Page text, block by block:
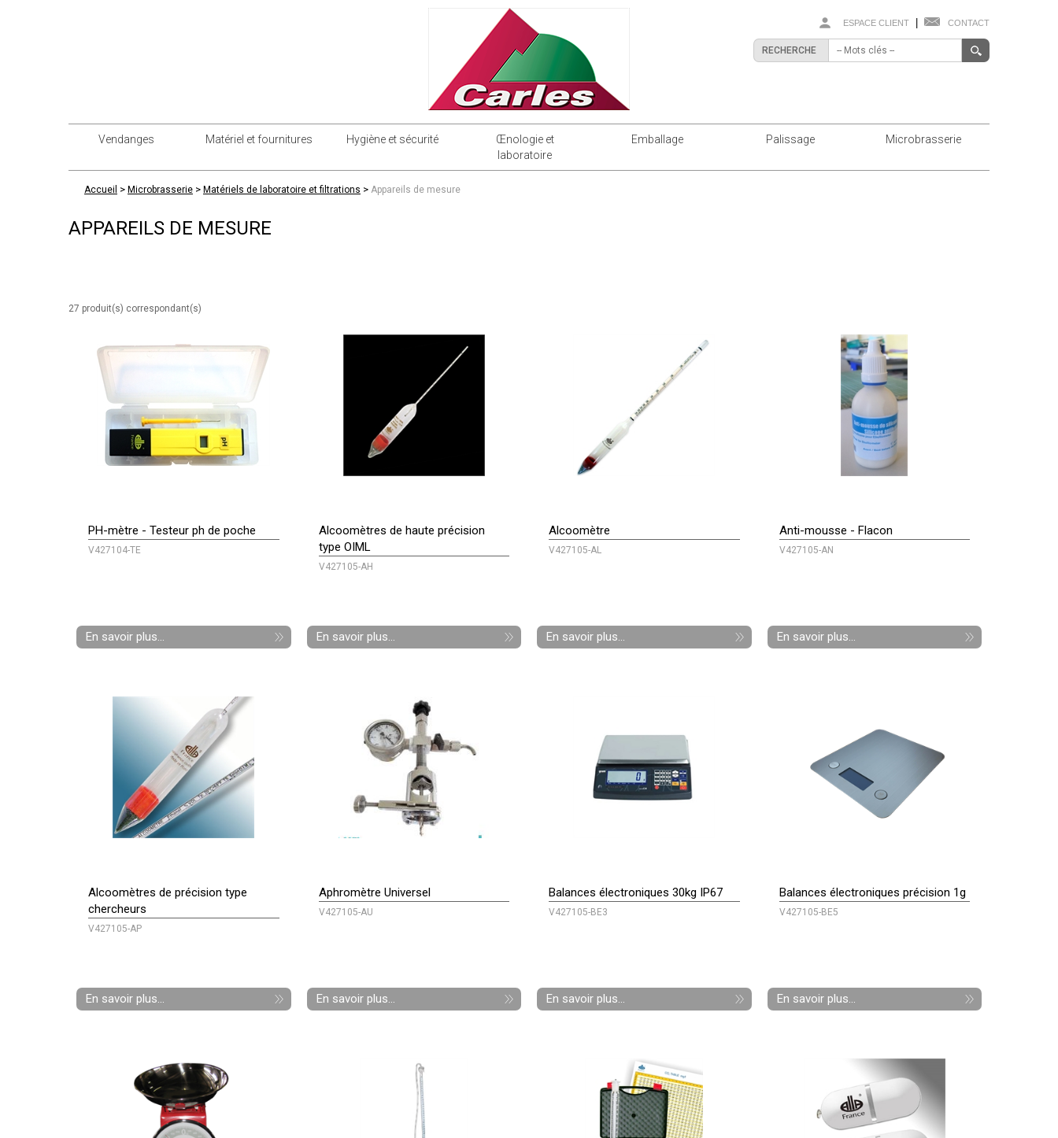
CONTACT
ESPACE CLIENT
RECHERCHE
Vendanges Matériel et fournitures Hygiène et sécurité
Œnologie et
laboratoire
Emballage Palissage Microbrasserie
Accueil > Microbrasserie > Matériels de laboratoire et filtrations > Appareils de mesure
APPAREILS DE MESURE
27 produit(s) correspondant(s)
PH-mètre - Testeur ph de poche
V427104-TE
En savoir plus...
Alcoomètres de haute précision
type OIML
V427105-AH
En savoir plus...
Alcoomètre
V427105-AL
En savoir plus...
Anti-mousse - Flacon
V427105-AN
En savoir plus...
Alcoomètres de précision type
chercheurs
V427105-AP
En savoir plus...
Aphromètre Universel
V427105-AU
En savoir plus...
Balances électroniques 30kg IP67
V427105-BE3
En savoir plus...
Balances électroniques précision 1g
V427105-BE5
En savoir plus...